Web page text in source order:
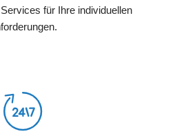
für Ihre individuellen